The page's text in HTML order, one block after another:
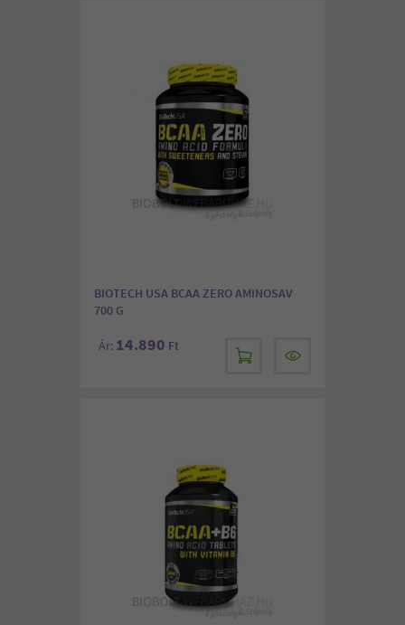
BIOTECH USA BCAA ZERO AMINOSAV
700 G
Ár: 14.890 Ft